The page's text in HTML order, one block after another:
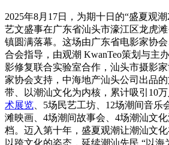
2025年8月17日，为期十日的“盛夏观
艺文盛事在广东省汕头市濠江区龙虎
镇圆满落幕。这场由广东省电影家协
合会指导，由观潮 KwanTeo策划与主
影修复联合实验室合作，汕头市摄影
家协会支持，中海地产汕头公司出品
带、以潮汕文化为内核，累计吸引10
术展览 、5场民艺工坊、12场潮间音
滩映画、4场潮间故事会、4场潮汕文
档。迈入第十年，盛夏观潮让潮汕文化